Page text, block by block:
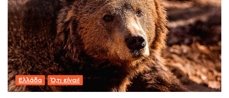
Ελλάδα Ό,τι είναι!